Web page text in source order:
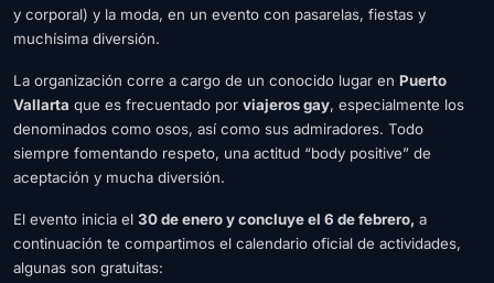
y corporal) y la moda, en un evento con pasarelas, fiestas y
muchísima diversión.
La organización corre a cargo de un conocido lugar en Puerto
Vallarta que es frecuentado por viajeros gay, especialmente los
denominados como osos, así como sus admiradores. Todo
siempre fomentando respeto, una actitud “body positive” de
aceptación y mucha diversión.
El evento inicia el 30 de enero y concluye el 6 de febrero, a
continuación te compartimos el calendario oficial de actividades,
algunas son gratuitas: